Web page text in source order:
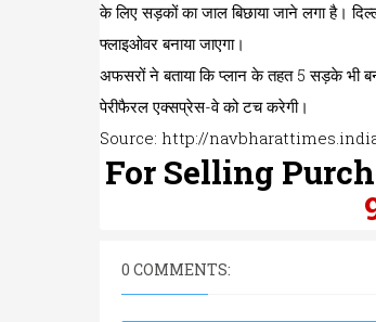
के लिए सड़कों का जाल बिछाया जाने लगा है।
फ्लाइओवर बनाया जाएगा।
अफसरों ने बताया कि प्लान के तहत 5 सड़के भी
पेरीफैरल एक्सप्रेस-वे को टच करेगी।
Source: http://
For Selling
0 COMMENTS: